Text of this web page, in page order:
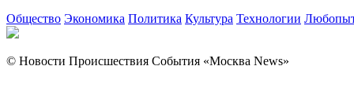
Общество Экономика Политика Культура Технологии
© Новости Происшествия События «Москва News»